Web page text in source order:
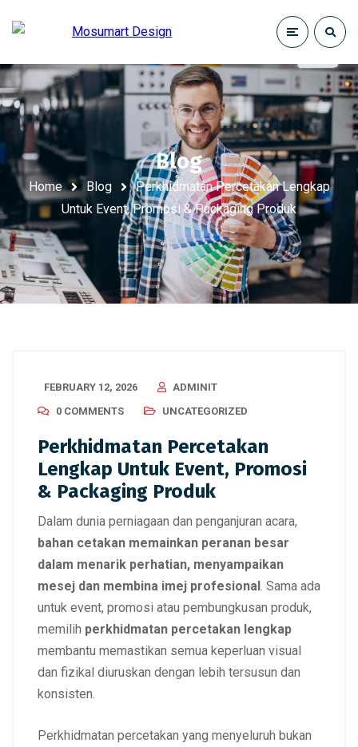
Blog
Home Blog
Perkhidmatan Percetakan Lengkap
Untuk Event, Promosi & Packaging Produk
FEBRUARY 12, 2026
ADMINIT
0 COMMENTS
UNCATEGORIZED
Perkhidmatan Percetakan
Lengkap Untuk Event, Promosi
& Packaging Produk
Dalam dunia perniagaan dan penganjuran acara,
bahan cetakan memainkan peranan besar
dalam menarik perhatian, menyampaikan
mesej dan membina imej profesional. Sama ada
untuk event, promosi atau pembungkusan produk,
memilih perkhidmatan percetakan lengkap
membantu memastikan semua keperluan visual
dan fizikal diuruskan dengan lebih tersusun dan
konsisten.
Perkhidmatan percetakan yang menyeluruh bukan